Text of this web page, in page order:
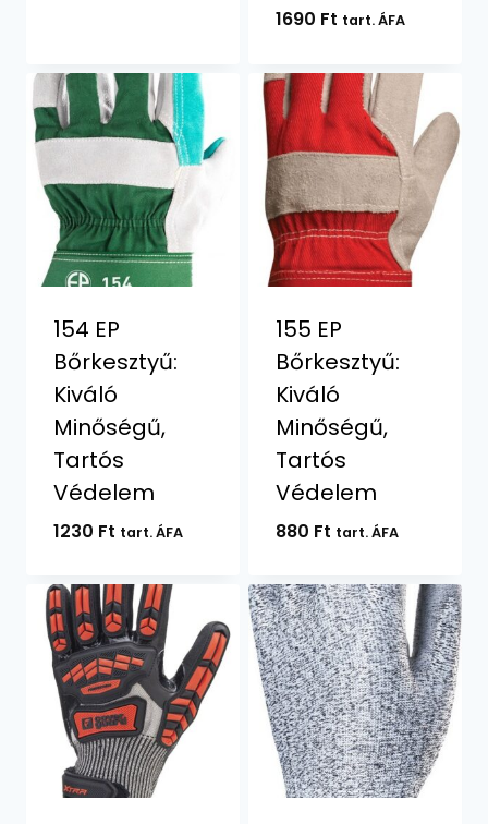
1690 Ft tart. ÁFA
154 EP
Bőrkesztyű:
Kiváló
Minőségű,
Tartós
Védelem
1230 Ft tart. ÁFA
155 EP
Bőrkesztyű:
Kiváló
Minőségű,
Tartós
Védelem
880 Ft tart. ÁFA